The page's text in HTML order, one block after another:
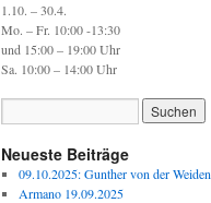
1.10. – 30.4.
Mo. – Fr. 10:00 -13:30
und 15:00 – 19:00 Uhr
Sa. 10:00 – 14:00 Uhr
Neueste Beiträge
09.10.2025: Gunther von der Weiden
Armano 19.09.2025